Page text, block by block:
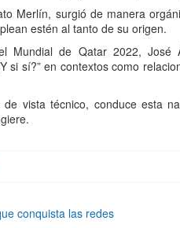
Merlín, surgió de manera
estén al tanto de su origen.
Mundial de Qatar 2022,
si sí?” en contextos como
vista técnico, conduce esta
conquista las redes